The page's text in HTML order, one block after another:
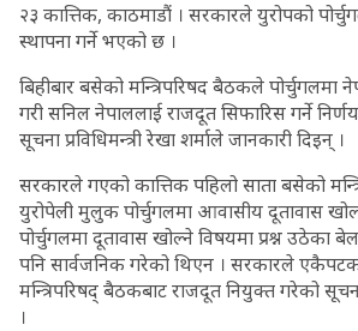
२३ कात्तिक, काठमाडौं । सरकारले युरोपको
स्थापना गर्ने भएको छ ।
बिहीबार बसेको मन्त्रिपरिषद बैठकले पोर्चुगलमा
गरी सनिल नेपाललाई राजदूत सिफारिस गर्ने
सूचना प्रविधिमन्त्री रेखा शर्माले जानकारी दिइन् ।
सरकारले गएको कात्तिक पहिलो साता बसेको
युरोपेली मुलुक पोर्चुगलमा आवासीय दूतावास
पोर्चुगलमा दूतावास खोल्ने विषयमा प्रश्न उठेका
पनि सार्वजनिक गरेको थिएन । सरकारले
मन्त्रिपरिषद् बैठकबाट राजदूत नियुक्त गरेको
।